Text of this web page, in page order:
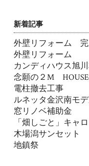
新着記事
外壁リフォーム
外壁リフォーム
カンディハウス旭
念願の２M
電柱撤去工事
ルネッタ金沢南モ
窓リノベ補助金
「畑しごと」キャ
木場潟サンセット
地鎮祭